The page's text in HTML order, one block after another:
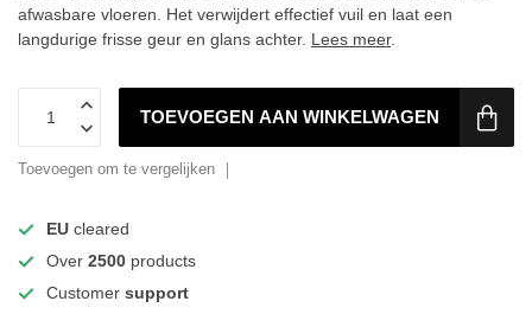
afwasbare vloeren. Het verwijdert effectief vuil en laat een
langdurige frisse geur en glans achter. Lees meer.
TOEVOEGEN AAN WINKELWAGEN
Toevoegen om te vergelijken
EU cleared
Over 2500 products
Customer support